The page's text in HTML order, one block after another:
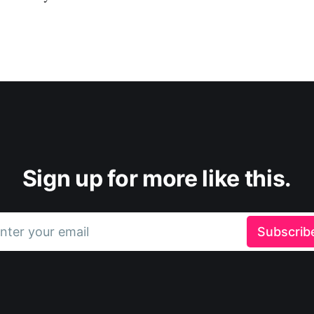
Sign up for more like this.
your email